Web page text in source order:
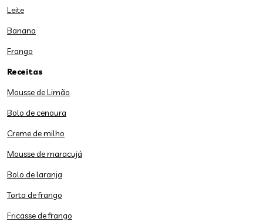
Leite
Banana
Frango
Receitas
Mousse de Limão
Bolo de cenoura
Creme de milho
Mousse de maracujá
Bolo de laranja
Torta de frango
Fricasse de frango